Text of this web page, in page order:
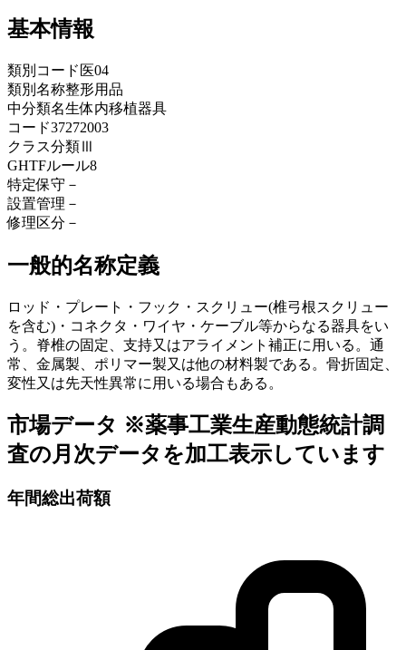
基本情報
類別コード 医04
類別名称整形用品
中分類名生体内移植器具
コード37272003
クラス分類Ⅲ
GHTFルール8
特定保守 －
設置管理 －
修理区分 －
一般的名称定義
ロッド・プレート・フック・スクリュー(椎弓根スクリュー
を含む)・コネクタ・ワイヤ・ケーブル等からなる器具をい
う。脊椎の固定、支持又はアライメント補正に用いる。通
常、金属製、ポリマー製又は他の材料製である。骨折固定、
変性又は先天性異常に用いる場合もある。
市場データ ※薬事工業生産動態統計調
査の月次データを加工表示しています
年間総出荷額